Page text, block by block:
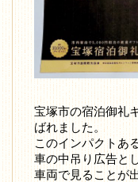
宝塚市の宿泊御礼
ばれました。
このインパクトあ
車の中吊り広告と
車両で見ることが